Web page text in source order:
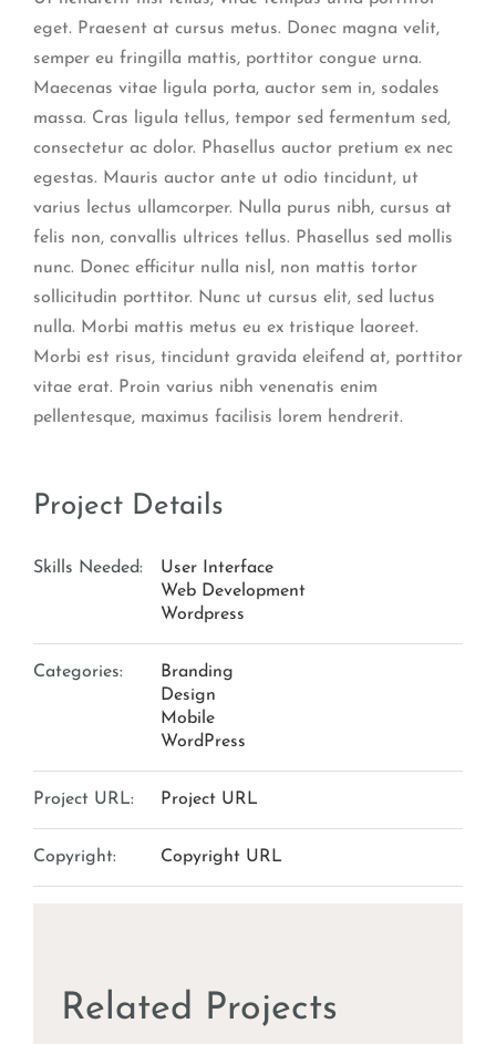
eget. Praesent at cursus metus. Donec magna velit,
semper eu fringilla mattis, porttitor congue urna.
Maecenas vitae ligula porta, auctor sem in, sodales
massa. Cras ligula tellus, tempor sed fermentum sed,
consectetur ac dolor. Phasellus auctor pretium ex nec
egestas. Mauris auctor ante ut odio tincidunt, ut
varius lectus ullamcorper. Nulla purus nibh, cursus at
felis non, convallis ultrices tellus. Phasellus sed mollis
nunc. Donec efficitur nulla nisl, non mattis tortor
sollicitudin porttitor. Nunc ut cursus elit, sed luctus
nulla. Morbi mattis metus eu ex tristique laoreet.
Morbi est risus, tincidunt gravida eleifend at, porttitor
vitae erat. Proin varius nibh venenatis enim
pellentesque, maximus facilisis lorem hendrerit.
Project Details
Skills Needed:
User Interface
Web Development
Wordpress
Categories:
Branding
Design
Mobile
WordPress
Project URL: Project URL
Copyright: Copyright URL
Related Projects